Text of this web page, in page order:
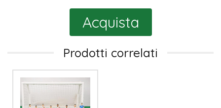
Acquista
Prodotti correlati